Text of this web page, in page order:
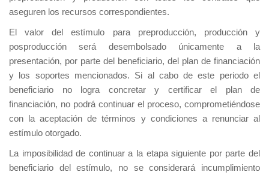
aseguren los recursos correspondientes.
El valor del estímulo para preproducción, producción y
posproducción será desembolsado únicamente a la
presentación, por parte del beneficiario, del plan de financiación
y los soportes mencionados. Si al cabo de este periodo el
beneficiario no logra concretar y certificar el plan de
financiación, no podrá continuar el proceso, comprometiéndose
con la aceptación de términos y condiciones a renunciar al
estímulo otorgado.
La imposibilidad de continuar a la etapa siguiente por parte del
beneficiario del estímulo, no se considerará incumplimiento